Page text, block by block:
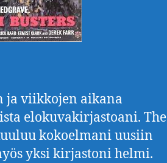
ja viikkojen aikana
elokuvakirjastoani. The
kokoelmani uusiin
yksi kirjastoni helmi.